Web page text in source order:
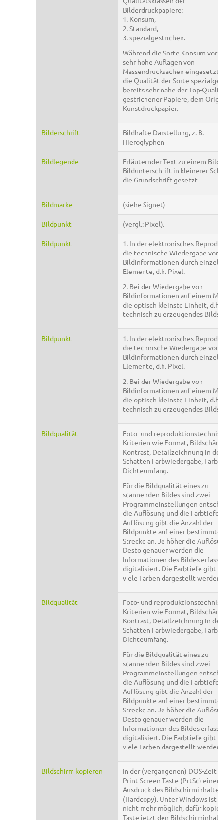
Bilderdruckpapiere:
1. Konsum,
2. Standard,
3. spezialgestrichen.
Während die Sorte Konsum
sehr hohe Auflagen von
Massendrucksachen
die Qualität der Sorte
bereits sehr nahe der Top-
gestrichener Papiere, dem
Kunstdruckpapier.
Bilderschrift
Bildhafte Darstellung, z. B.
Hieroglyphen
Bildlegende
Erläuternder Text zu einem
Bildunterschrift in kleinerer
die Grundschrift gesetzt.
Bildmarke (siehe Signet)
Bildpunkt (vergl.: Pixel).
Bildpunkt
1. In der elektronisches
die technische Wiedergabe
Bildinformationen durch
Elemente, d.h. Pixel.
2. Bei der Wiedergabe von
Bildinformationen auf einem
die optisch kleinste Einheit,
technisch zu erzeugendes
Bildpunkt
1. In der elektronisches
die technische Wiedergabe
Bildinformationen durch
Elemente, d.h. Pixel.
2. Bei der Wiedergabe von
Bildinformationen auf einem
die optisch kleinste Einheit,
technisch zu erzeugendes
Bildqualität
Foto- und
Kriterien wie Format,
Kontrast, Detailzeichnung in
Schatten Farbwiedergabe,
Dichteumfang.
Für die Bildqualität eines zu
scannenden Bildes sind zwei
Programmeinstellungen
die Auflösung und die
Auflösung gibt die Anzahl der
Bildpunkte auf einer
Strecke an. Je höher die
Desto genauer werden die
Informationen des Bildes
digitalisiert. Die Farbtiefe gibt
viele Farben dargestellt
Bildqualität
Foto- und
Kriterien wie Format,
Kontrast, Detailzeichnung in
Schatten Farbwiedergabe,
Dichteumfang.
Für die Bildqualität eines zu
scannenden Bildes sind zwei
Programmeinstellungen
die Auflösung und die
Auflösung gibt die Anzahl der
Bildpunkte auf einer
Strecke an. Je höher die
Desto genauer werden die
Informationen des Bildes
digitalisiert. Die Farbtiefe gibt
viele Farben dargestellt
Bildschirm kopieren
In der (vergangenen) DOS-
Print Screen-Taste (PrtSc)
Ausdruck des
(Hardcopy). Unter Windows ist
nicht mehr möglich, dafür
Taste jetzt den